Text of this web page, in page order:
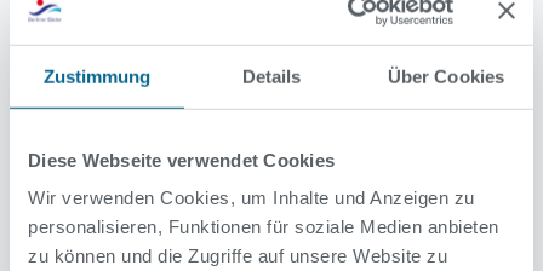
Zustimmung Details Über Cookies
Diese Webseite verwendet Cookies
Wir verwenden Cookies, um Inhalte und Anzeigen zu
personalisieren, Funktionen für soziale Medien anbieten
zu können und die Zugriffe auf unsere Website zu
auf. Das Bad am Ankogelweg 95 hat wie die anderen
Sommerbäder bis auf weiteres vier Zeitfenster, wobei das
kürzeste morgens ab 7 Uhr sich vor allem an
Frühschwimmerinnen und –schwimmer wendet.
erworben werden.
Corona-bedingt läuft der Badebetrieb auch in diesem
Sommer völlig anders als sonst: Aktuell müssen Gäste vor